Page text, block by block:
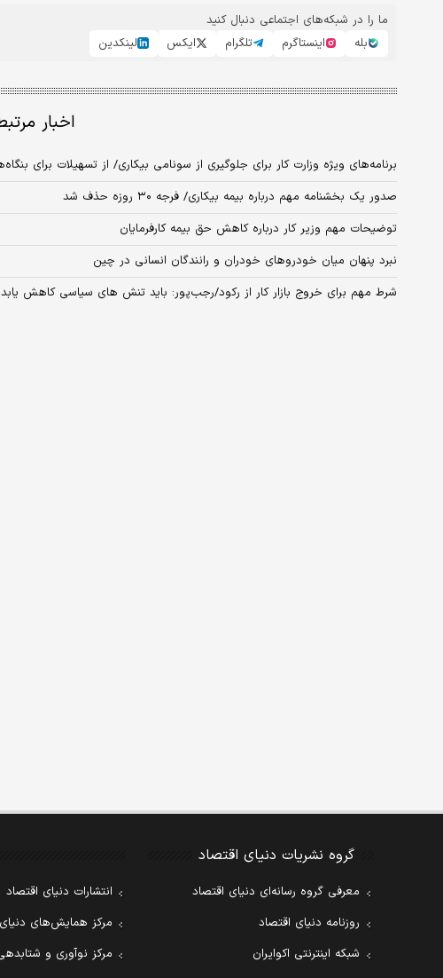
ما را در شبکه‌های اجتماعی دنبال کنید
بله
اینستاگرم تلگرام ایکس لینکدین
اخبار
برنامه‌های ویژه وزارت کار برای جلوگیری از سونامی بیکاری/ از تسهیلات برای
صدور یک بخشنامه مهم درباره بیمه بیکاری/ فرجه ۳۰ روزه حذف شد
توضیحات مهم وزیر کار درباره کاهش حق بیمه کارفرمایان
نبرد پنهان میان خودروهای خودران و رانندگان انسانی در چین
شرط مهم برای خروج بازار کار از رکود/رجب‌پور: باید تنش های سیاسی کاهش یابد
گروه نشریات دنیای اقتصاد
معرفی گروه رسانه‌ای دنیای اقتصاد
روزنامه دنیای اقتصاد
شبکه اینترنتی اکوایران
انتشارات دنیای اقتصاد
مرکز همایش‌های
مرکز نوآوری و